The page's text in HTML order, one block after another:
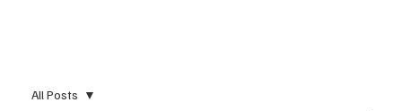
All Posts